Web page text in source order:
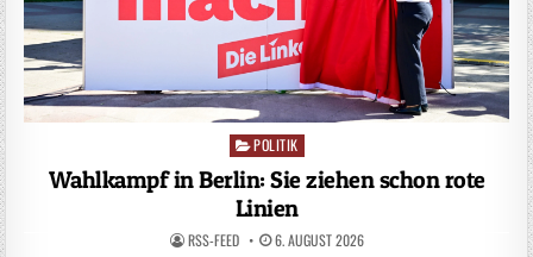
Posted
in
POLITIK
Wahlkampf in Berlin: Sie ziehen schon rote
Linien
RSS-FEED 6. AUGUST 2026